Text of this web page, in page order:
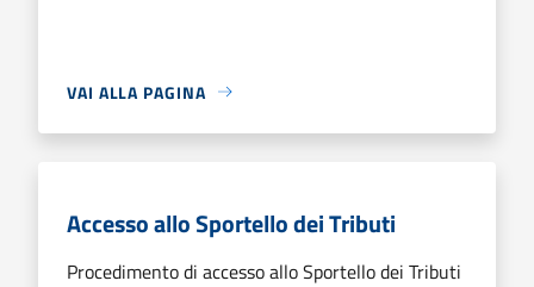
VAI ALLA PAGINA
Accesso allo Sportello dei Tributi
Procedimento di accesso allo Sportello dei Tributi